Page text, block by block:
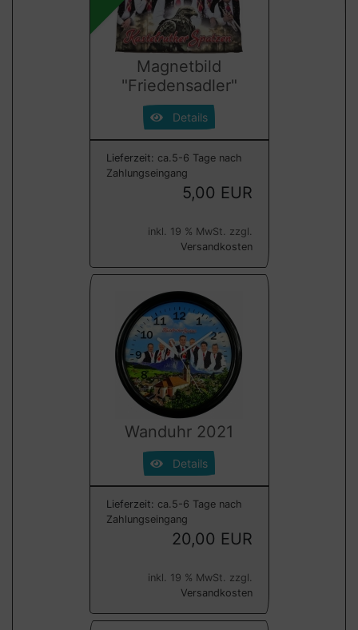
Magnetbild
"Friedensadler"
Details
Lieferzeit: ca.5-6 Tage nach
Zahlungseingang
5,00 EUR
inkl. 19 % MwSt. zzgl.
Versandkosten
Wanduhr 2021
Details
Lieferzeit: ca.5-6 Tage nach
Zahlungseingang
20,00 EUR
inkl. 19 % MwSt. zzgl.
Versandkosten